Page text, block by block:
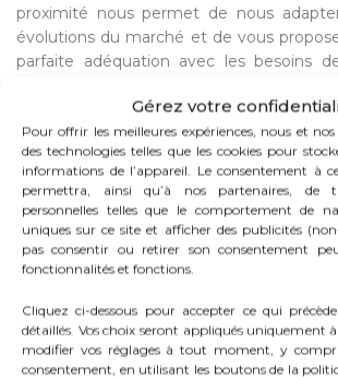
Gérez votre
Pour offrir les meilleures expériences, nous et
des technologies telles que les cookies pour
informations de l’appareil. Le consentement à
permettra, ainsi qu’à nos partenaires, de
personnelles telles que le comportement de
uniques sur ce site et afficher des publicités
pas consentir ou retirer son consentement
fonctionnalités et fonctions.
Cliquez ci-dessous pour accepter ce qui
détaillés. Vos choix seront appliqués uniquement
modifier vos réglages à tout moment, y
consentement, en utilisant les boutons de la
proximité nous permet de nous
évolutions du marché et de vous
parfaite adéquation avec les besoins
Infrastructures modernes et haut de
CATS Business Center
desinfrastructures
ergonomiques, pensées
confort et la productivité
entrepreneur. Chaque
aménagé pour favoriser la
la collaboration et